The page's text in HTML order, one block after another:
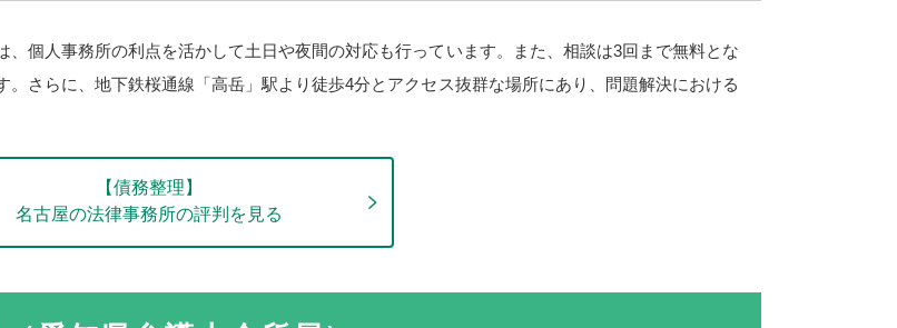
個人事務所の利点を活かして土日や夜間の対応も行っています。また、相談は3回まで無料とな
さらに、地下鉄桜通線「高岳」駅より徒歩4分とアクセス抜群な場所にあり、問題解決における
【債務整理】
名古屋の法律事務所の評判を見る